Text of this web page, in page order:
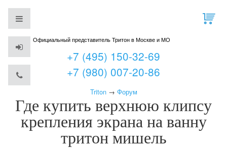
Официальный представитель Тритон в Москве и МО
+7 (495) 150-32-69
+7 (980) 007-20-86
Triton→ Форум
Где купить верхнюю клипсу
крепления экрана на ванну
тритон мишель